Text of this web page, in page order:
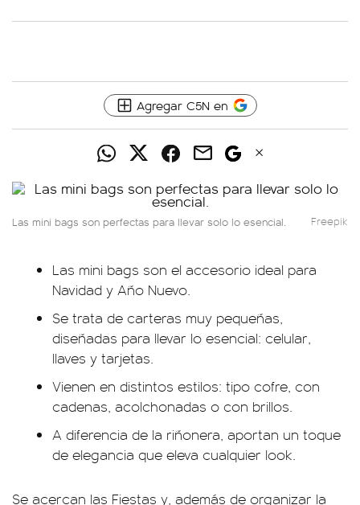
Agregar C5N en
Las mini bags son perfectas para llevar solo lo esencial. Freepik
Las mini bags son el accesorio ideal para
Navidad y Año Nuevo.
Se trata de carteras muy pequeñas,
diseñadas para llevar lo esencial: celular,
llaves y tarjetas.
Vienen en distintos estilos: tipo cofre, con
cadenas, acolchonadas o con brillos.
A diferencia de la riñonera, aportan un toque
de elegancia que eleva cualquier look.
Se acercan las Fiestas y, además de organizar la